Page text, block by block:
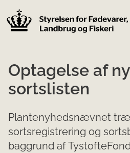
Optagelse af
sortslisten
Plantenyhedsnævnet
sortsregistrering og
baggrund af